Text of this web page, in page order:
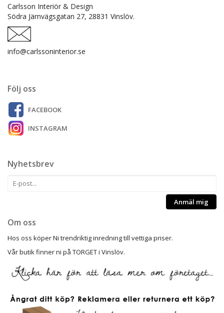
Carlsson Interiör & Design
Södra Järnvägsgatan 27, 28831 Vinslöv.
info@carlssoninterior.se
Följ oss
FACEBOOK
INSTAGRAM
Nyhetsbrev
Anmäl mig
Om oss
Hos oss köper Ni trendriktig inredning till vettiga priser.
Vår butik finner ni på TORGET i Vinslöv.